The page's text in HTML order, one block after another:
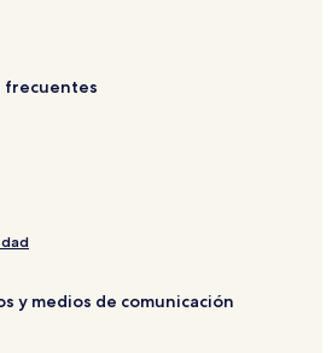
Antibes
Palm Beach
de Antibes
Antibes
Macé
de Garoupe
frecuentes
y medios de comunicación